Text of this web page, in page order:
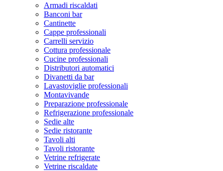
Armadi riscaldati
Banconi bar
Cantinette
Cappe professionali
Carrelli servizio
Cottura professionale
Cucine professionali
Distributori automatici
Divanetti da bar
Lavastoviglie professionali
Montavivande
Preparazione professionale
Refrigerazione professionale
Sedie alte
Sedie ristorante
Tavoli alti
Tavoli ristorante
Vetrine refrigerate
Vetrine riscaldate